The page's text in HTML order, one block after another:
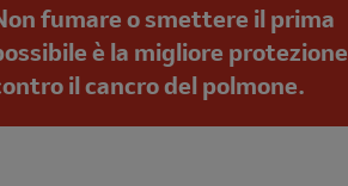
fumare o smettere il prima
è la migliore protezione
il cancro del polmone.